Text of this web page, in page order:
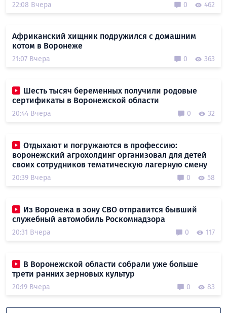
22:08 Вчера 0 462
Африканский хищник подружился с домашним
котом в Воронеже
21:07 Вчера 0 363
Шесть тысяч беременных получили родовые
сертификаты в Воронежской области
20:44 Вчера 0 32
Отдыхают и погружаются в профессию:
воронежский агрохолдинг организовал для детей
своих сотрудников тематическую лагерную смену
20:39 Вчера 0 58
Из Воронежа в зону СВО отправится бывший
служебный автомобиль Роскомнадзора
20:31 Вчера 0 117
В Воронежской области собрали уже больше
трети ранних зерновых культур
20:19 Вчера 0 83